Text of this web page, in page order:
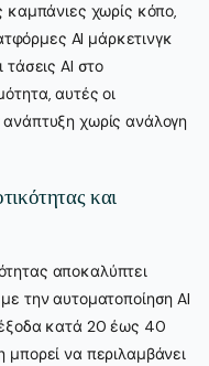
καμπάνιες χωρίς κόπο,
AI μάρκετινγκ
τάσεις AI στο
αυτές οι
ανάπτυξη χωρίς ανάλογη
και
αποκαλύπτει
την αυτοματοποίηση AI
έξοδα κατά 20 έως 40
να περιλαμβάνει